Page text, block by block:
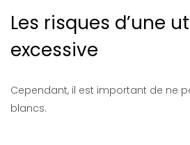
Les risques d’une
excessive
Cependant, il est important de ne
blancs.